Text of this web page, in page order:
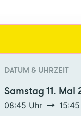
DATUM & UHRZEIT
Samstag11. Mai
08:45 Uhr 15:45